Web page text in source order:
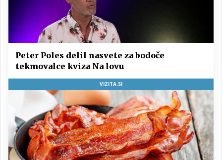
Peter Poles delil nasvete za bodoče
tekmovalce kviza Na lovu
VIZITA.SI